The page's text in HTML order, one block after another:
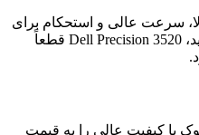
سرعت عالی و استحکام برای
کارهای روزمره و پیچیده خود هستید، Dell Precision 3520 قطعاً
با کیفیت عالی را به قیمت